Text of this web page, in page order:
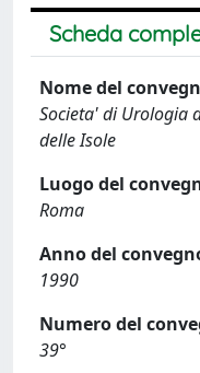
Scheda
Nome del
Societa' di Urologia
delle Isole
Luogo del
Roma
Anno del
1990
Numero del
39°